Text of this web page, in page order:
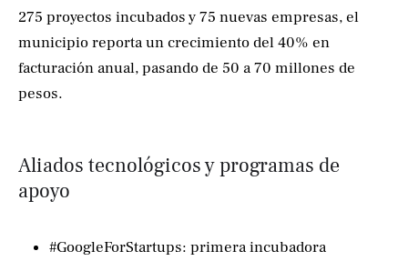
275 proyectos incubados y 75 nuevas empresas, el
municipio reporta un crecimiento del 40% en
facturación anual, pasando de 50 a 70 millones de
pesos.
Aliados tecnológicos y programas de
apoyo
#GoogleForStartups: primera incubadora